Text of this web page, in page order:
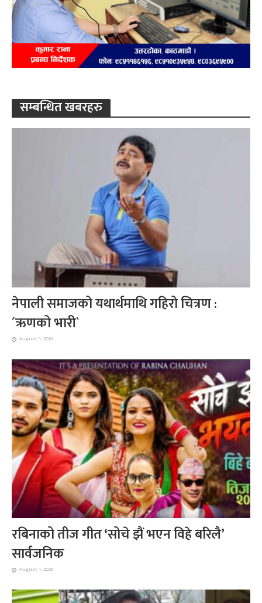
सम्बन्धित खबरहरु
नेपाली समाजको यथार्थमाथि गहिरो चित्रण :
´ऋणको भारी`
August 1, 2026
रबिनाको तीज गीत ‘सोचे झैं भएन विहे बरिलै’
सार्वजनिक
August 1, 2026